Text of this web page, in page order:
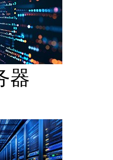
器